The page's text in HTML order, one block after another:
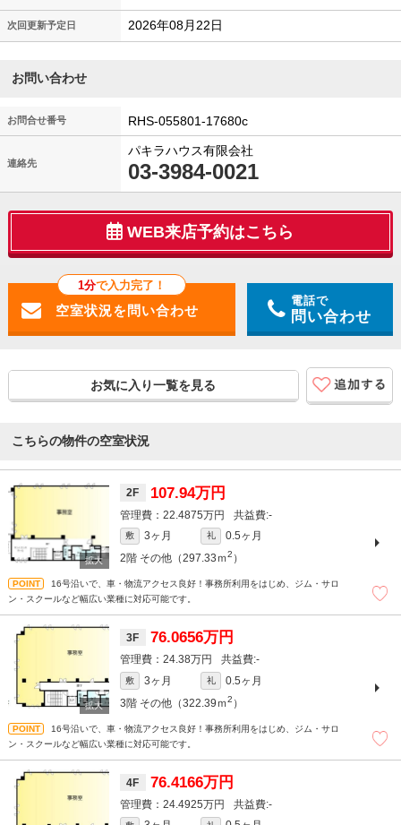
次回更新予定日 2026年08月22日
お問い合わせ
お問合せ番号 RHS-055801-17680c
連絡先
パキラハウス有限会社
03-3984-0021
WEB来店予約はこちら
1分で入力完了！
電話で
問い合わせ
お気に入り一覧を見る
こちらの物件の空室状況
2F 107.94万円
22.4875万円 -
敷 3ヶ月 礼
0.5ヶ月
2階 その他（297.33ｍ2 ）
16号沿いで、車・物流アクセス良好！事務所利用をはじめ、ジム・サロ
ン・スクールなど幅広い業種に対応可能です。
3F 76.0656万円
24.38万円 -
敷 3ヶ月 礼
0.5ヶ月
3階 その他（322.39ｍ2 ）
16号沿いで、車・物流アクセス良好！事務所利用をはじめ、ジム・サロ
ン・スクールなど幅広い業種に対応可能です。
4F 76.4166万円
24.4925万円 -